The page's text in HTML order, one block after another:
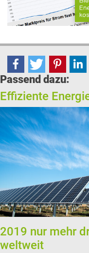
Passend dazu:
Effiziente
2019 nur mehr
weltweit